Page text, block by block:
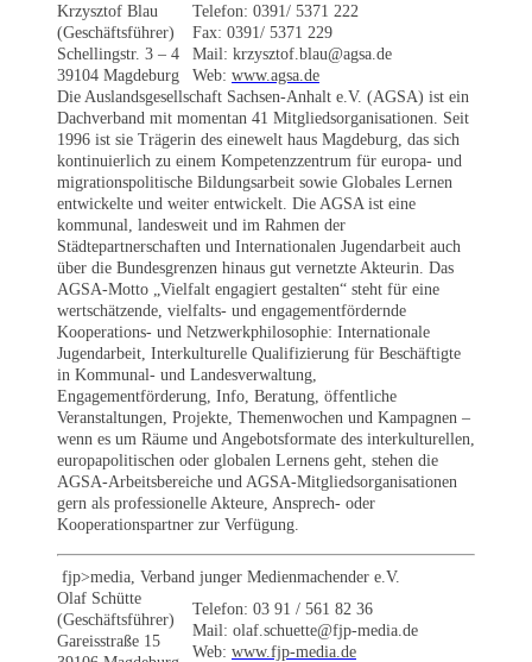
Krzysztof Blau
(Geschäftsführer)
Schellingstr. 3 – 4
39104 Magdeburg
Telefon: 0391/ 5371 222
Fax: 0391/ 5371 229
Mail: krzysztof.blau@agsa.de
Web: www.agsa.de
Die Auslandsgesellschaft Sachsen-Anhalt e.V. (AGSA) ist ein
Dachverband mit momentan 41 Mitgliedsorganisationen. Seit
1996 ist sie Trägerin des einewelt haus Magdeburg, das sich
kontinuierlich zu einem Kompetenzzentrum für europa- und
migrationspolitische Bildungsarbeit sowie Globales Lernen
entwickelte und weiter entwickelt. Die AGSA ist eine
kommunal, landesweit und im Rahmen der
Städtepartnerschaften und Internationalen Jugendarbeit auch
über die Bundesgrenzen hinaus gut vernetzte Akteurin. Das
AGSA-Motto „Vielfalt engagiert gestalten“ steht für eine
wertschätzende, vielfalts- und engagementfördernde
Kooperations- und Netzwerkphilosophie: Internationale
Jugendarbeit, Interkulturelle Qualifizierung für Beschäftigte
in Kommunal- und Landesverwaltung,
Engagementförderung, Info, Beratung, öffentliche
Veranstaltungen, Projekte, Themenwochen und Kampagnen –
wenn es um Räume und Angebotsformate des interkulturellen,
europapolitischen oder globalen Lernens geht, stehen die
AGSA-Arbeitsbereiche und AGSA-Mitgliedsorganisationen
gern als professionelle Akteure, Ansprech- oder
Kooperationspartner zur Verfügung.
fjp>media, Verband junger Medienmachender e.V.
Olaf Schütte
(Geschäftsführer)
Gareisstraße 15
Telefon: 03 91 / 561 82 36
Mail: olaf.schuette@fjp-media.de
Web: www.fjp-media.de